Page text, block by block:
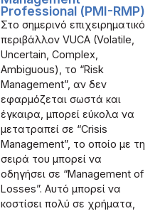
Professional (PMI-RMP)
Στο σημερινό επιχειρηματικό
περιβάλλον VUCA (Volatile,
Uncertain, Complex,
Ambiguous), το “Risk
Management”, αν δεν
εφαρμόζεται σωστά και
έγκαιρα, μπορεί εύκολα να
μετατραπεί σε “Crisis
Management”, το οποίο με τη
σειρά του μπορεί να
οδηγήσει σε “Management of
Losses”. Αυτό μπορεί να
κοστίσει πολύ σε χρήματα,